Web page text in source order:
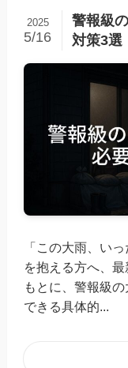
警報級
対策3選
2025
5/16
「この大雨、い
を抱える方へ、
もとに、警報級
できる具体的...